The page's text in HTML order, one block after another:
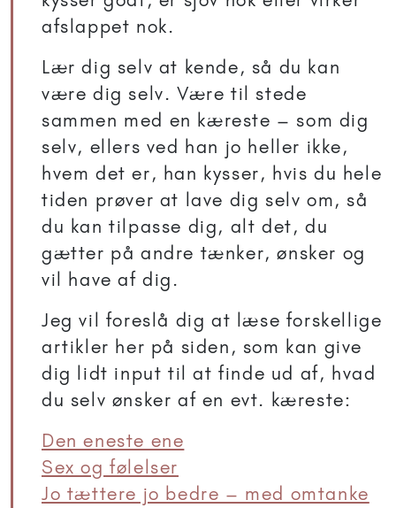
afslappet nok.
Lær dig selv at kende, så du kan
være dig selv. Være til stede
sammen med en kæreste – som dig
selv, ellers ved han jo heller ikke,
hvem det er, han kysser, hvis du hele
tiden prøver at lave dig selv om, så
du kan tilpasse dig, alt det, du
gætter på andre tænker, ønsker og
vil have af dig.
Jeg vil foreslå dig at læse forskellige
artikler her på siden, som kan give
dig lidt input til at finde ud af, hvad
du selv ønsker af en evt. kæreste:
Den eneste ene
Sex og følelser
Jo tættere jo bedre – med omtanke